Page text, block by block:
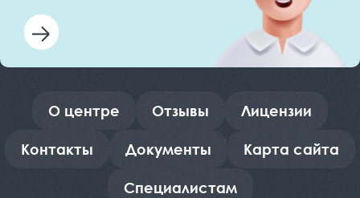
О центре Отзывы Лицензии
Контакты Документы Карта сайта
Специалистам